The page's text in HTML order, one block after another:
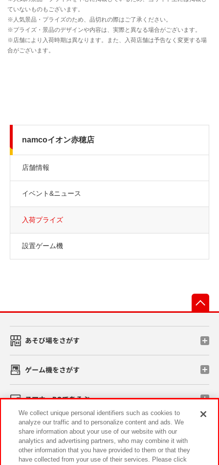
namcoイオン赤穂店
店舗情報
イベント&ニュース
入荷プライズ
設置ゲーム機
あそび場をさがす
ゲーム機をさがす
スマホ・PCであそぶ
イベント・キャンペーン
We collect unique personal identifiers such as cookies to
analyze our traffic and to personalize content and ads. We
share information about your use of our website with our
analytics and advertising partners, who may combine it with
other information that you have provided to them or that they
have collected from your use of their services. Please click